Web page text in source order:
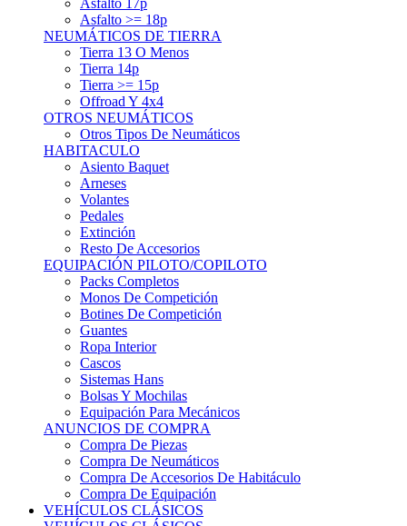
Asfalto 17p
Asfalto >= 18p
NEUMÁTICOS DE TIERRA
Tierra 13 O Menos
Tierra 14p
Tierra >= 15p
Offroad Y 4x4
OTROS NEUMÁTICOS
Otros Tipos De Neumáticos
HABITACULO
Asiento Baquet
Arneses
Volantes
Pedales
Extinción
Resto De Accesorios
EQUIPACIÓN PILOTO/COPILOTO
Packs Completos
Monos De Competición
Botines De Competición
Guantes
Ropa Interior
Cascos
Sistemas Hans
Bolsas Y Mochilas
Equipación Para Mecánicos
ANUNCIOS DE COMPRA
Compra De Piezas
Compra De Neumáticos
Compra De Accesorios De Habitáculo
Compra De Equipación
VEHÍCULOS CLÁSICOS